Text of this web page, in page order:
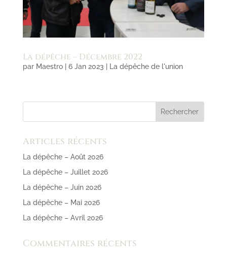
La dépêche – Décembre 2022
par Maestro| 6 Jan 2023 La dépêche de l'union
Articles récents
La dépêche – Août 2026
La dépêche – Juillet 2026
La dépêche – Juin 2026
La dépêche – Mai 2026
La dépêche – Avril 2026
Commentaires récents